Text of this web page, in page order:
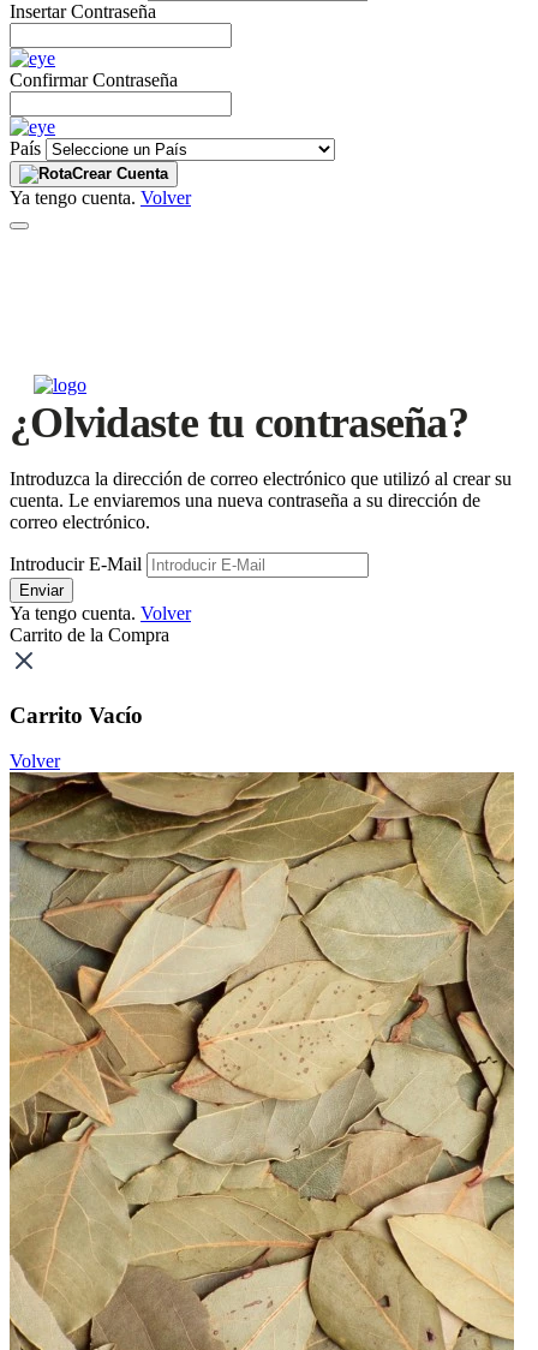
Insertar Contraseña
Confirmar Contraseña
País
Crear Cuenta
Ya tengo cuenta. Volver
¿Olvidaste tu contraseña?
Introduzca la dirección de correo electrónico que utilizó al crear su
cuenta. Le enviaremos una nueva contraseña a su dirección de
correo electrónico.
Introducir E-Mail
Enviar
Ya tengo cuenta. Volver
Carrito de la Compra
Carrito Vacío
Volver